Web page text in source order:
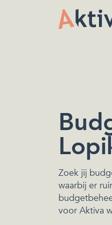
Zoek jij
waarbij er
voor Aktiva